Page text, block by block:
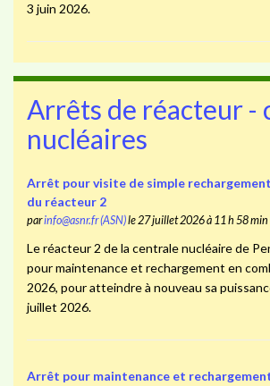
3 juin 2026.
Arrêts de réacteur -
nucléaires
Arrêt pour visite de simple
du réacteur 2
parinfo@asnr.fr (ASN)le 27 juillet 2026 à 11 h 58 min
Le réacteur 2 de la centrale nucléaire de
pour maintenance et rechargement en
2026, pour atteindre à nouveau sa
juillet 2026.
Arrêt pour maintenance et